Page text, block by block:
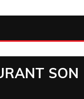
SON